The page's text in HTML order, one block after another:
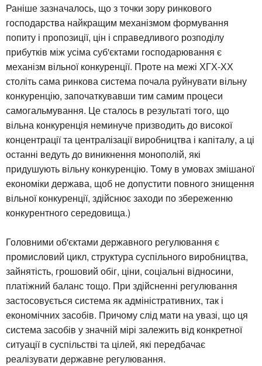
Раніше зазначалось, що з точки зору ринкового
господарства найкращим механізмом формування
попиту і пропозиції, цін і справедливого розподілу
прибутків між усіма суб'єктами господарювання є
механізм вільної конкуренції. Проте на межі ХГХ-ХХ
століть сама ринкова система почала руйнувати вільну
конкуренцію, започаткувавши тим самим процеси
самогальмування. Це сталось в результаті того, що
вільна конкуренція неминуче призводить до високої
концентрації та централізації виробництва і капіталу, а ці
останні ведуть до виникнення монополій, які
придушують вільну конкуренцію. Тому в умовах змішаної
економіки держава, щоб не допустити повного знищення
вільної конкуренції, здійснює заходи по збереженню
конкурентного середовища.)
Головними об'єктами державного регулювання є
промисловий цикл, структура суспільного виробництва,
зайнятість, грошовий обіг, ціни, соціальні відносини,
платіжний баланс тощо. При здійсненні регулювання
застосовується система як адміністративних, так і
економічних засобів. Причому слід мати на увазі, що ця
система засобів у значній мірі залежить від конкретної
ситуації в суспільстві та цілей, які передбачає
реалізувати державне регулювання.